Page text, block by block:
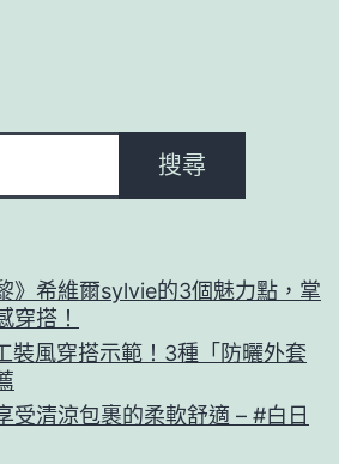
搜尋
》希維爾sylvie的3個魅力點，掌
穿搭！
裝風穿搭示範！3種「防曬外套
受清涼包裹的柔軟舒適 – #白日